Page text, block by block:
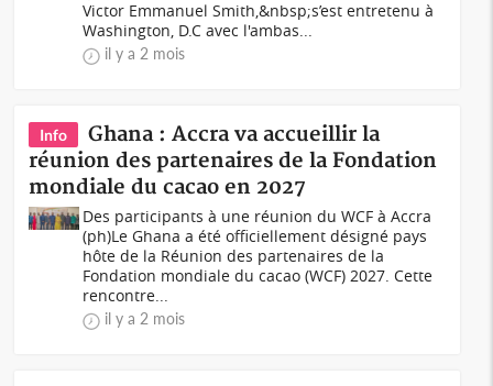
Victor Emmanuel Smith,&nbsp;s’est entretenu à
Washington, D.C avec l'ambas...
il y a 2 mois
Info
Ghana : Accra va accueillir la
réunion des partenaires de la Fondation
mondiale du cacao en 2027
Des participants à une réunion du WCF à Accra
(ph)Le Ghana a été officiellement désigné pays
hôte de la Réunion des partenaires de la
Fondation mondiale du cacao (WCF) 2027. Cette
rencontre...
il y a 2 mois